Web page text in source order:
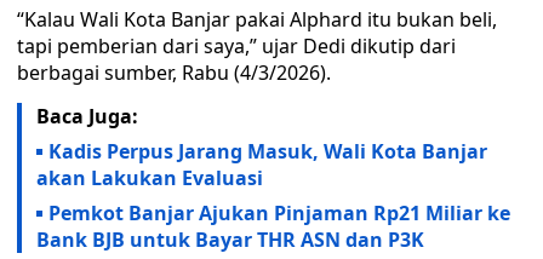
“Kalau Wali Kota Banjar pakai Alphard itu bukan beli,
tapi pemberian dari saya,” ujar Dedi dikutip dari
berbagai sumber, Rabu (4/3/2026).
Baca Juga:
Kadis Perpus Jarang Masuk, Wali Kota Banjar
akan Lakukan Evaluasi
Pemkot Banjar Ajukan Pinjaman Rp21 Miliar ke
Bank BJB untuk Bayar THR ASN dan P3K